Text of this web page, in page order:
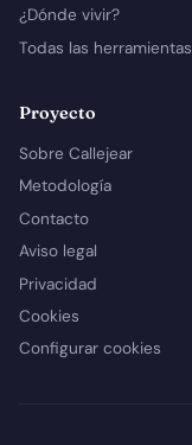
¿Dónde vivir?
Todas las herramientas
Proyecto
Sobre Callejear
Metodología
Contacto
Aviso legal
Privacidad
Cookies
Configurar cookies